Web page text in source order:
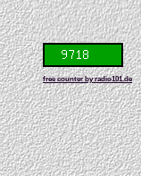
free counter by radio101.de